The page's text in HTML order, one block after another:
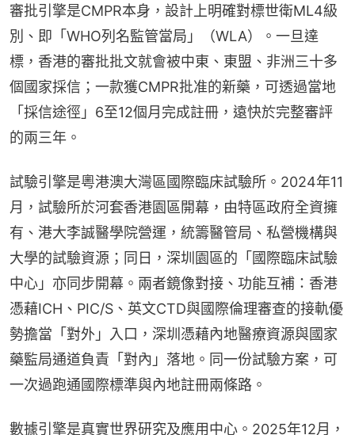
審批引擎是CMPR本身，設計上明確對標世衛ML4級
別、即「WHO列名監管當局」（WLA）。一旦達
標，香港的審批批文就會被中東、東盟、非洲三十多
個國家採信；一款獲CMPR批准的新藥，可透過當地
「採信途徑」6至12個月完成註冊，遠快於完整審評
的兩三年。
試驗引擎是粵港澳大灣區國際臨床試驗所。2024年11
月，試驗所於河套香港園區開幕，由特區政府全資擁
有、港大李誠醫學院營運，統籌醫管局、私營機構與
大學的試驗資源；同日，深圳園區的「國際臨床試驗
中心」亦同步開幕。兩者鏡像對接、功能互補：香港
憑藉ICH、PIC/S、英文CTD與國際倫理審查的接軌優
勢擔當「對外」入口，深圳憑藉內地醫療資源與國家
藥監局通道負責「對內」落地。同一份試驗方案，可
一次過跑通國際標準與內地註冊兩條路。
數據引擎是真實世界研究及應用中心。2025年12月，